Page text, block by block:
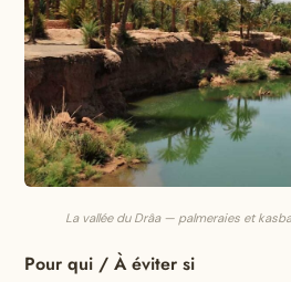
La vallée du Drâa — palmeraies et
Pour qui / À éviter si